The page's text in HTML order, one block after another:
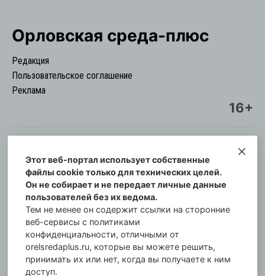
Орловская cреда-плюс
Редакция
Пользовательское соглашение
Реклама
16+
© Информационный городской портал
Орловская cреда-плюс, 2021-2026
Свидетельство о регистрации СМИ: ПИ №57-
00254 от 29 октября 2013 г.
Газета зарегистрирована Управлением
Федеральной службы по надзору в сфере связи,
информационных технологий и массовых
коммуникаций по Орловской области.
Этот веб-портал использует собственные
файлы cookie только для технических целей.
Он не собирает и не передает личные данные
пользователей без их ведома.
Тем не менее он содержит ссылки на сторонние
веб-сервисы с политиками
конфиденциальности, отличными от
orelsredaplus.ru, которые вы можете решить,
принимать их или нет, когда вы получаете к ним
доступ.